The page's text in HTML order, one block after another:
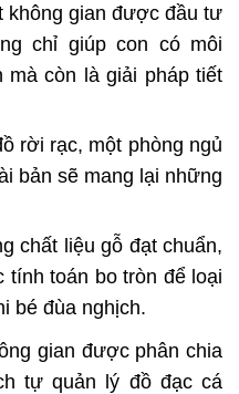
không gian được đầu tư
chỉ giúp con có môi
còn là giải pháp tiết
rời rạc, một phòng ngủ
bản sẽ mang lại những
chất liệu gỗ đạt chuẩn,
tính toán bo tròn để loại
bé đùa nghịch.
gian được phân chia
tự quản lý đồ đạc cá